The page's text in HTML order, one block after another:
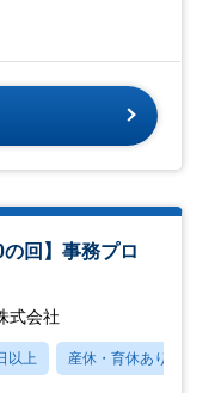
回】事務プロ
式会社
以上 産休・育休あり